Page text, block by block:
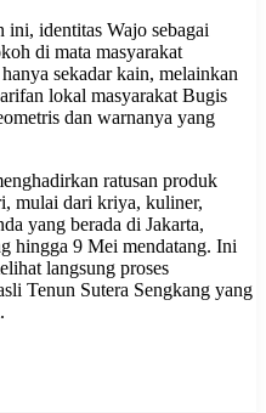
ini, identitas Wajo sebagai
di mata masyarakat
sekadar kain, melainkan
lokal masyarakat Bugis
dan warnanya yang
ratusan produk
mulai dari kriya, kuliner,
yang berada di Jakarta,
hingga 9 Mei mendatang. Ini
langsung proses
Tenun Sutera Sengkang yang